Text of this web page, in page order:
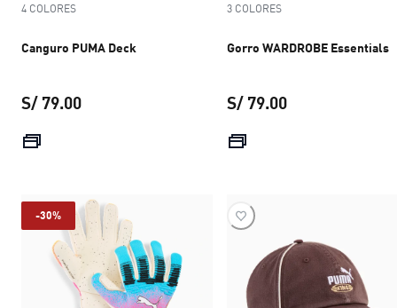
4 COLORES
Canguro PUMA Deck
S/ 79.00
3 COLORES
Gorro WARDROBE Essentials
S/ 79.00
-30%